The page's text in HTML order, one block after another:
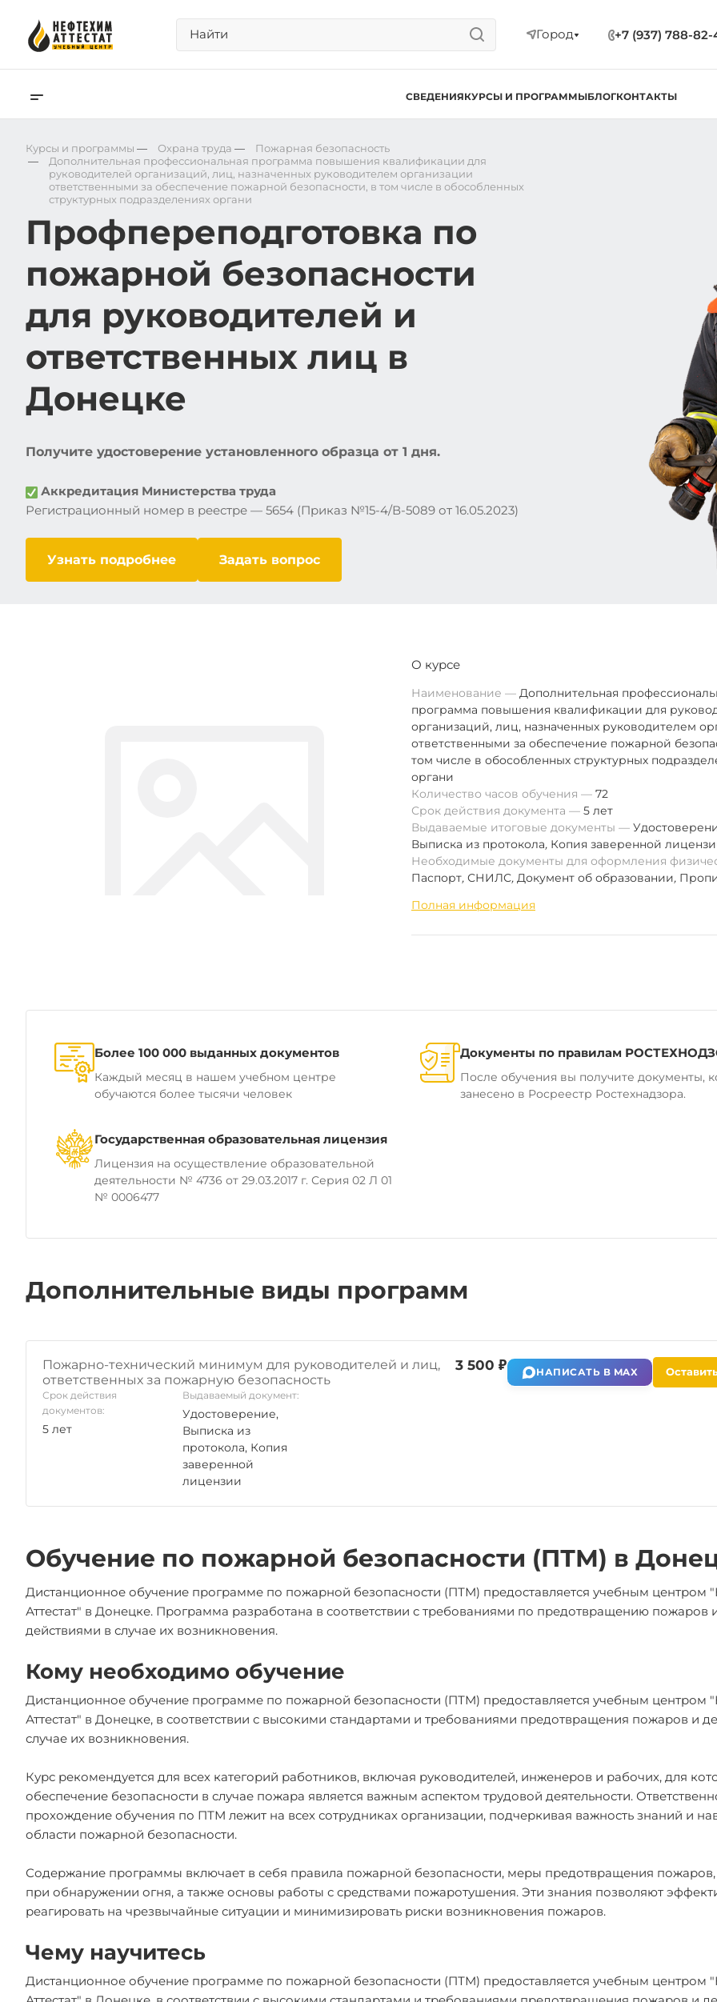
Город +7 (937) 788-82-
СВЕДЕНИЯКУРСЫ И ПРОГРАММЫБЛОГКОНТАКТЫ
Курсы и программы — Охрана труда —
Пожарная безопасность
—
Дополнительная профессиональная программа повышения квалификации для
руководителей организаций, лиц, назначенных руководителем организации
ответственными за обеспечение пожарной безопасности, в том числе в обособленных
структурных подразделениях органи
Профпереподготовка по
пожарной безопасности
для руководителей и
ответственных лиц в
Донецке
Получите удостоверение установленного образца от 1 дня.
Аккредитация Министерства труда
Регистрационный номер в реестре — 5654 (Приказ №15-4/В-5089 от 16.05.2023)
Узнать подробнее Задать вопрос
О курсе
Наименование
Дополнительная
программа повышения квалификации для
организаций, лиц, назначенных руководителем
ответственными за обеспечение пожарной
том числе в обособленных структурных
органи
Количество часов обучения
72
Срок действия документа
5 лет
Выдаваемые итоговые документы
Выписка из протокола, Копия заверенной
Необходимые документы для оформления
Паспорт, СНИЛС, Документ об образовании,
Полная информация
Более 100 000 выданных документов
Каждый месяц в нашем учебном центре
обучаются более тысячи человек
Документы по правилам
После обучения вы получите документы,
занесено в Росреестр Ростехнадзора.
Государственная образовательная лицензия
Лицензия на осуществление образовательной
деятельности № 4736 от 29.03.2017 г. Серия 02 Л 01
№ 0006477
Дополнительные виды программ
Пожарно-технический минимум для руководителей и лиц,
ответственных за пожарную безопасность
Срок действия
документов:
5 лет
Выдаваемый документ:
Удостоверение,
Выписка из
протокола, Копия
заверенной
лицензии
3 500 ₽ НАПИСАТЬ В MAX
Обучение по пожарной безопасности (ПТМ) в
Дистанционное обучение программе по пожарной безопасности (ПТМ) предоставляется учебным центром
Аттестат" в Донецке. Программа разработана в соответствии с требованиями по предотвращению пожаров
действиями в случае их возникновения.
Кому необходимо обучение
Дистанционное обучение программе по пожарной безопасности (ПТМ) предоставляется учебным центром
Аттестат" в Донецке, в соответствии с высокими стандартами и требованиями предотвращения пожаров и
случае их возникновения.
Курс рекомендуется для всех категорий работников, включая руководителей, инженеров и рабочих, для
обеспечение безопасности в случае пожара является важным аспектом трудовой деятельности.
прохождение обучения по ПТМ лежит на всех сотрудниках организации, подчеркивая важность знаний и
области пожарной безопасности.
Содержание программы включает в себя правила пожарной безопасности, меры предотвращения пожаров,
при обнаружении огня, а также основы работы с средствами пожаротушения. Эти знания позволяют
реагировать на чрезвычайные ситуации и минимизировать риски возникновения пожаров.
Чему научитесь
Дистанционное обучение программе по пожарной безопасности (ПТМ) предоставляется учебным центром